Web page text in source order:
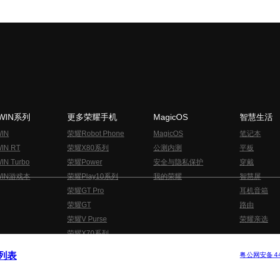
系列
RT
Turbo
游戏本
更多荣耀手机
荣耀Robot Phone
荣耀X80系列
荣耀Power
荣耀Play10系列
荣耀GT Pro
荣耀GT
荣耀V Purse
荣耀X70系列
MagicOS
MagicOS
公测内测
安全与隐私保护
我的荣耀
智慧生活
笔记本
平板
穿戴
智慧屏
耳机音箱
路由
荣耀亲选
粤公网安备
表